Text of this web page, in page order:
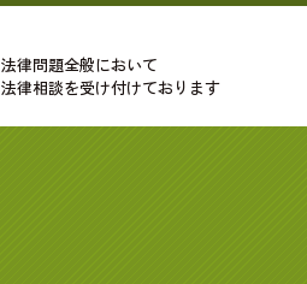
法律問題全般において
法律相談を受け付けております